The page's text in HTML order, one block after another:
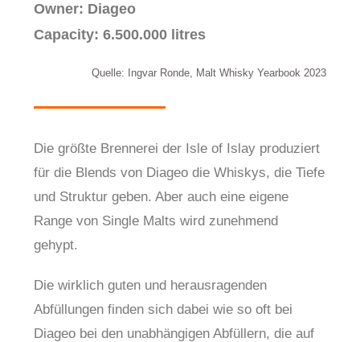
Owner: Diageo
Capacity: 6.500.000 litres
Quelle: Ingvar Ronde, Malt Whisky Yearbook 2023
Die größte Brennerei der Isle of Islay produziert
für die Blends von Diageo die Whiskys, die Tiefe
und Struktur geben. Aber auch eine eigene
Range von Single Malts wird zunehmend
gehypt.
Die wirklich guten und herausragenden
Abfüllungen finden sich dabei wie so oft bei
Diageo bei den unabhängigen Abfüllern, die auf